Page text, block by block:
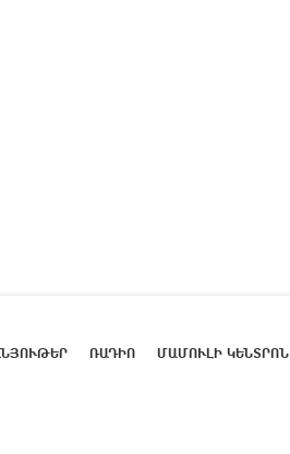
ՌԱԴԻՈ ՄԱՄՈՒԼԻ ԿԵՆՏՐՈՆ